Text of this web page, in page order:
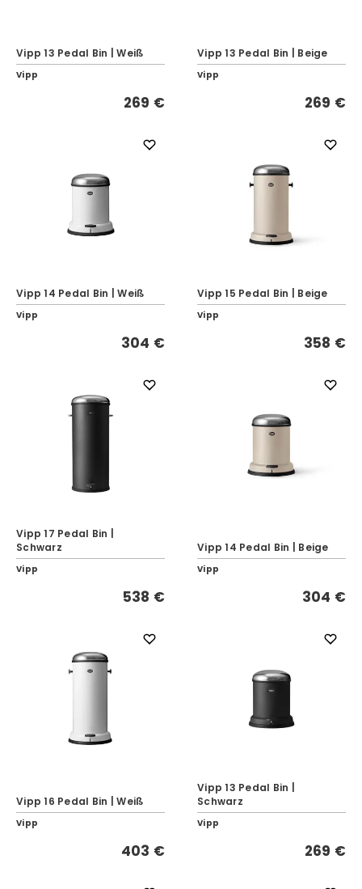
Vipp 13 Pedal Bin | Weiß
Vipp
269 €
Vipp 13 Pedal Bin | Beige
Vipp
269 €
Vipp 14 Pedal Bin | Weiß
Vipp
304 €
Vipp 15 Pedal Bin | Beige
Vipp
358 €
Vipp 17 Pedal Bin |
Schwarz
Vipp
538 €
Vipp 14 Pedal Bin | Beige
Vipp
304 €
Vipp 16 Pedal Bin | Weiß
Vipp
403 €
Vipp 13 Pedal Bin |
Schwarz
Vipp
269 €